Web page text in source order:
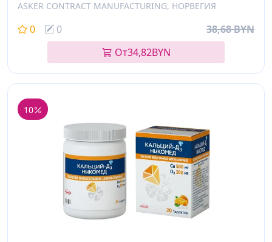
ASKER CONTRACT MANUFACTURING, НОРВЕГИЯ
0 0
38,68 BYN
От34,82BYN
10